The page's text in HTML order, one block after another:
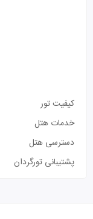
کیفیت تور
خدمات هتل
دسترسی هتل
پشتیبانی تورگردان